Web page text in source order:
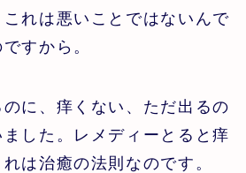
れは悪いことではないんで
すから。
に、痒くない、ただ出るの
した。レメディーとると痒
は治癒の法則なのです。